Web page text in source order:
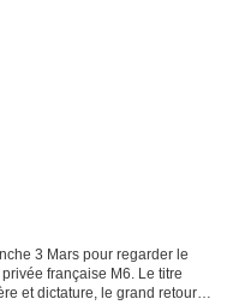
3 Mars pour regarder le
française M6. Le titre
et dictature, le grand retour